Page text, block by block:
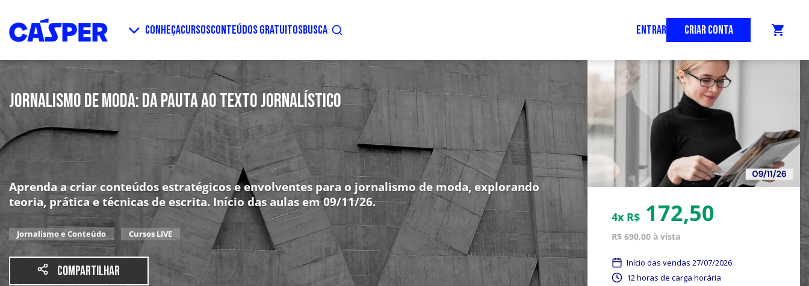
CONHEÇACURSOSCONTEÚDOS GRATUITOSBUSCA ENTRAR CRIAR CONTA shopping_cart
JORNALISMO DE MODA: DA PAUTA AO TEXTO JORNALÍSTICO
Aprenda a criar conteúdos estratégicos e envolventes para o jornalismo de moda, explorando
teoria, prática e técnicas de escrita. Início das aulas em 09/11/26.
Jornalismo e Conteúdo Cursos LIVE
Compartilhar
4x R$ 172,50
R$ 690,00 à vista
Início das vendas 27/07/2026
12 horas de carga horária